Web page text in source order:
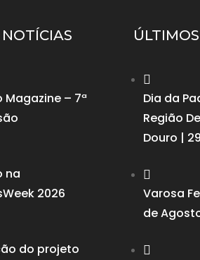
Magazine – 7ª
na
2026
do projeto

Dia da
Região
Douro |

Varosa
de
